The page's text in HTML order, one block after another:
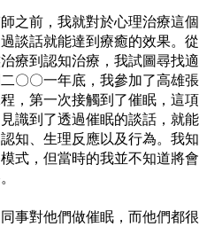
前，我就對於心理治療這個
談話就能達到療癒的效果。從
療到認知治療，我試圖尋找適
〇〇一年底，我參加了高雄張
，第一次接觸到了催眠，這項
識到了透過催眠的談話，就能
知、生理反應以及行為。我知
式，但當時的我並不知道將會
對他們做催眠，而他們都很